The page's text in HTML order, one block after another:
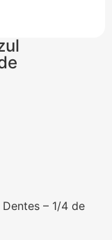
– 1/4 de